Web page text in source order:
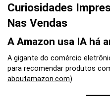
Curiosidades
Nas Vendas
A Amazon usa IA há
A gigante do comércio
para recomendar produtos
aboutamazon.com)